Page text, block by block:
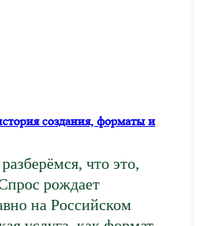
создания, форматы и
что это,
рождает
на Российском